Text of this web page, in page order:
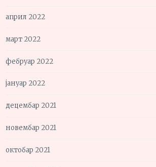
април 2022
март 2022
фебруар 2022
јануар 2022
децембар 2021
новембар 2021
октобар 2021